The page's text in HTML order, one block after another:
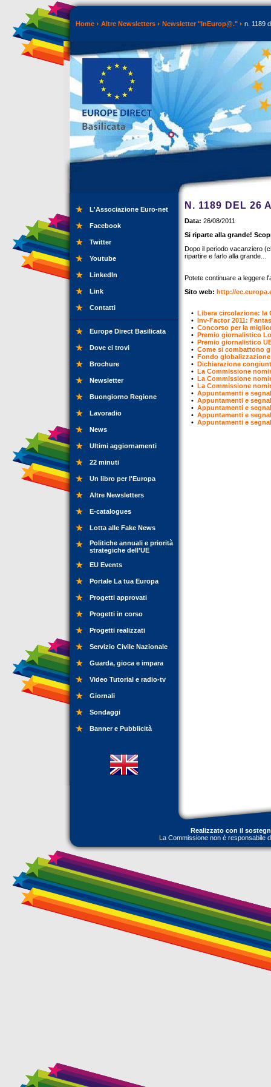
Home Altre Newsletters Newsletter "InEurop@." n. 1189
L'Associazione Euro-net
Facebook
Twitter
Youtube
LinkedIn
Link
Contatti
Europe Direct Basilicata
Dove ci trovi
Brochure
Newsletter
Buongiorno Regione
Lavoradio
News
Ultimi aggiornamenti
22 minuti
Un libro per l'Europa
Altre Newsletters
E-catalogues
Lotta alle Fake News
Politiche annuali e priorità
strategiche dell’UE
EU Events
Portale La tua Europa
Progetti approvati
Progetti in corso
Progetti realizzati
Servizio Civile Nazionale
Guarda, gioca e impara
Video Tutorial e radio-tv
Giornali
Sondaggi
Banner e Pubblicità
N. 1189 DEL 26
Data: 26/08/2011
Si riparte alla grande!
Dopo il periodo vacanziero
ripartire e farlo alla grande...
Potete continuare a leggere
Sito web: http://
• Libera circolazione: la
• Inv-Factor 2011:
• Concorso per la
• Premio giornalistico
• Premio giornalistico
• Come si combattono
• Fondo
• Dichiarazione
• La Commissione
• La Commissione
• La Commissione
• Appuntamenti e
• Appuntamenti e
• Appuntamenti e
• Appuntamenti e
• Appuntamenti e
Realizzato con il
La Commissione non è responsabile